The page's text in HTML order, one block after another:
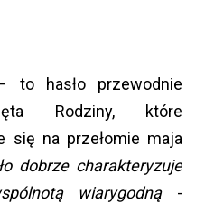
to hasło przewodnie
Rodziny, które
się na przełomie maja
dobrze charakteryzuje
wiarygodną -